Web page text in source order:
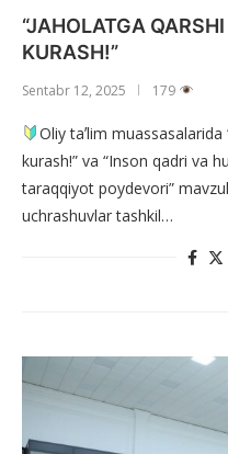
“JAHOLATGA
KURASH!”
Sentabr 12, 2025 179
Oliy taʼlim
kurash!” va “Inson qadri va
taraqqiyot poydevori”
uchrashuvlar tashkil…